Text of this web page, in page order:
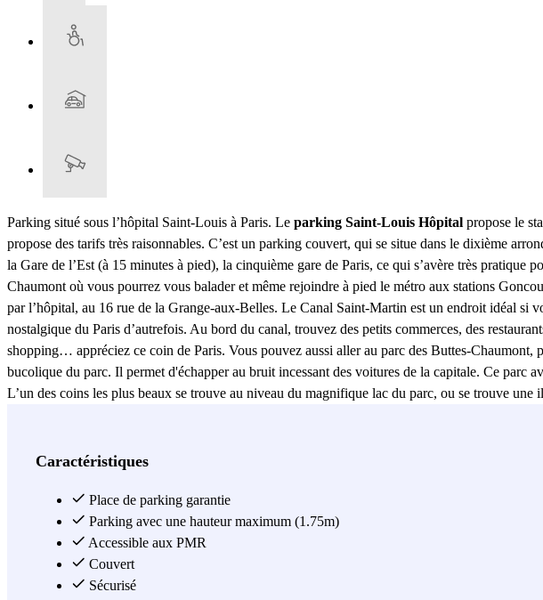
Parking situé sous l’hôpital Saint-Louis à Paris. Le parking Saint-Louis Hôpital propose le
propose des tarifs très raisonnables. C’est un parking couvert, qui se situe dans le dixième
la Gare de l’Est (à 15 minutes à pied), la cinquième gare de Paris, ce qui s’avère très
Chaumont où vous pourrez vous balader et même rejoindre à pied le métro aux stations
par l’hôpital, au 16 rue de la Grange-aux-Belles. Le Canal Saint-Martin est un endroit idéal si
nostalgique du Paris d’autrefois. Au bord du canal, trouvez des petits commerces, des
shopping… appréciez ce coin de Paris. Vous pouvez aussi aller au parc des Buttes-Chaumont,
bucolique du parc. Il permet d'échapper au bruit incessant des voitures de la capitale. Ce parc
L’un des coins les plus beaux se trouve au niveau du magnifique lac du parc, ou se trouve
somme, ce parking vous permettra d’avoir un accès rapide à l'hôpital Saint-Louis, mais n’est
Voir plus
Caractéristiques
Place de parking garantie
Parking avec une hauteur maximum (1.75m)
Accessible aux PMR
Couvert
Sécurisé